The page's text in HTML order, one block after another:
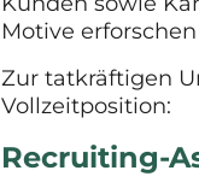
Motive
Zur tatkräftigen
Vollzeitposition:
Recruiting-